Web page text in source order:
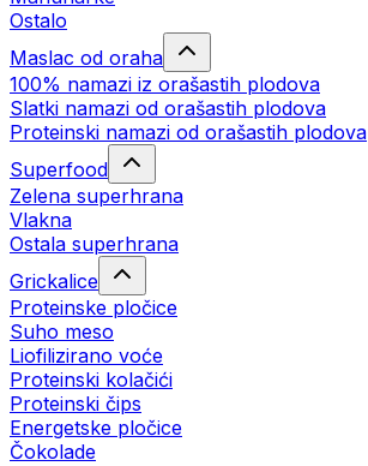
Ostalo
Maslac od oraha
100% namazi iz orašastih plodova
Slatki namazi od orašastih plodova
Proteinski namazi od orašastih plodova
Superfood
Zelena superhrana
Vlakna
Ostala superhrana
Grickalice
Proteinske pločice
Suho meso
Liofilizirano voće
Proteinski kolačići
Proteinski čips
Energetske pločice
Čokolade